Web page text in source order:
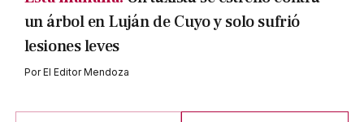
un árbol en Luján de Cuyo y solo sufrió
lesiones leves
PorEl Editor Mendoza